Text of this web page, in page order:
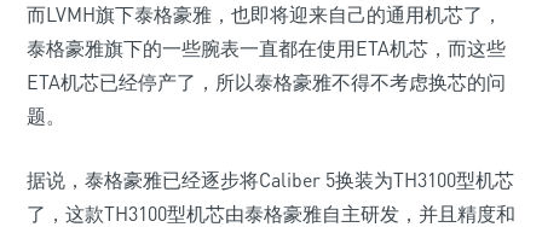
而LVMH旗下泰格豪雅，也即将迎来自己的通用机芯了，
泰格豪雅旗下的一些腕表一直都在使用ETA机芯，而这些
ETA机芯已经停产了，所以泰格豪雅不得不考虑换芯的问
题。
据说，泰格豪雅已经逐步将Caliber 5换装为TH3100型机芯
了，这款TH3100型机芯由泰格豪雅自主研发，并且精度和